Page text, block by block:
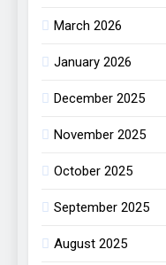
March 2026
January 2026
December 2025
November 2025
October 2025
September 2025
August 2025